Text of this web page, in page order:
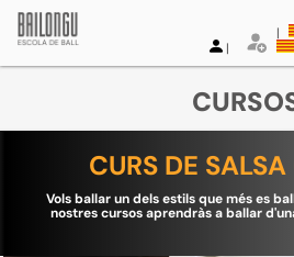
CURS DE
Vols ballar un dels estils que més es
nostres cursos aprendràs a ballar